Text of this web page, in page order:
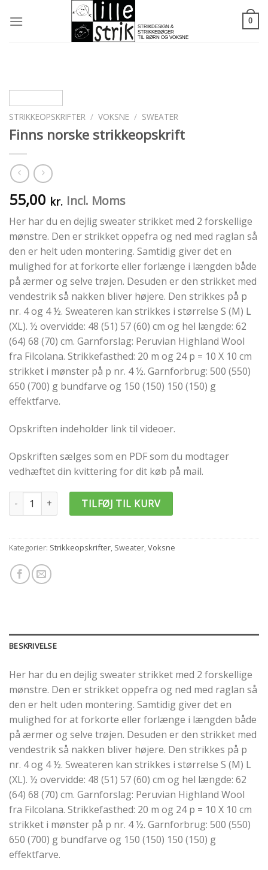
0
STRIKKEOPSKRIFTER / VOKSNE / SWEATER
Finns norske strikkeopskrift
55,00 kr. Incl. Moms
Her har du en dejlig sweater strikket med 2 forskellige
mønstre. Den er strikket oppefra og ned med raglan så
den er helt uden montering. Samtidig giver det en
mulighed for at forkorte eller forlænge i længden både
på ærmer og selve trøjen. Desuden er den strikket med
vendestrik så nakken bliver højere. Den strikkes på p
nr. 4 og 4 ½. Sweateren kan strikkes i størrelse S (M) L
(XL). ½ overvidde: 48 (51) 57 (60) cm og hel længde: 62
(64) 68 (70) cm. Garnforslag: Peruvian Highland Wool
fra Filcolana. Strikkefasthed: 20 m og 24 p = 10 X 10 cm
strikket i mønster på p nr. 4 ½. Garnforbrug: 500 (550)
650 (700) g bundfarve og 150 (150) 150 (150) g
effektfarve.
Opskriften indeholder link til videoer.
Opskriften sælges som en PDF som du modtager
vedhæftet din kvittering for dit køb på mail.
Finns norske strikkeopskrift antal
TILFØJ TIL KURV
Kategorier: Strikkeopskrifter, Sweater,Voksne
BESKRIVELSE
Her har du en dejlig sweater strikket med 2 forskellige
mønstre. Den er strikket oppefra og ned med raglan så
den er helt uden montering. Samtidig giver det en
mulighed for at forkorte eller forlænge i længden både
på ærmer og selve trøjen. Desuden er den strikket med
vendestrik så nakken bliver højere. Den strikkes på p
nr. 4 og 4 ½. Sweateren kan strikkes i størrelse S (M) L
(XL). ½ overvidde: 48 (51) 57 (60) cm og hel længde: 62
(64) 68 (70) cm. Garnforslag: Peruvian Highland Wool
fra Filcolana. Strikkefasthed: 20 m og 24 p = 10 X 10 cm
strikket i mønster på p nr. 4 ½. Garnforbrug: 500 (550)
650 (700) g bundfarve og 150 (150) 150 (150) g
effektfarve.